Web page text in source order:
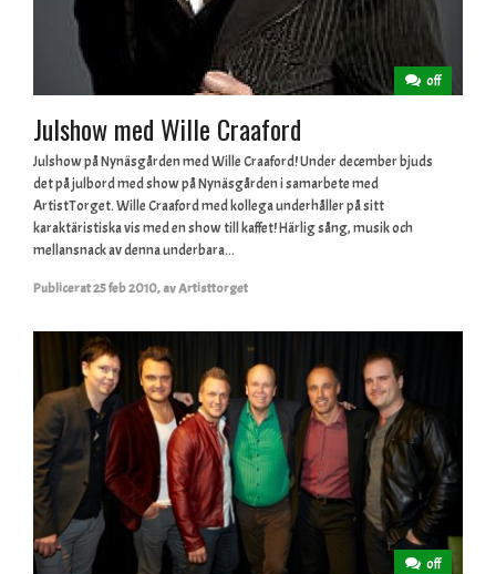
off
Julshow med Wille Craaford
Julshow på Nynäsgården med Wille Craaford! Under december bjuds
det på julbord med show på Nynäsgården i samarbete med
ArtistTorget. Wille Craaford med kollega underhåller på sitt
karaktäristiska vis med en show till kaffet! Härlig sång, musik och
mellansnack av denna underbara...
Publicerat25 feb 2010,avArtisttorget
off